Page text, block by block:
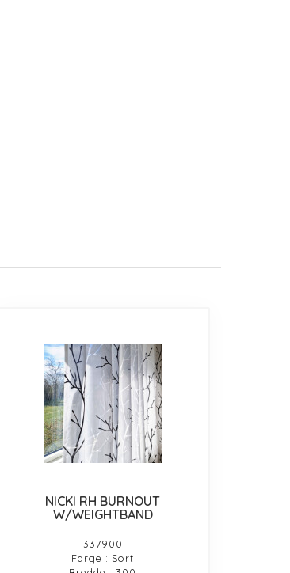
NICKI RH BURNOUT
W/WEIGHTBAND
337900
Farge : Sort